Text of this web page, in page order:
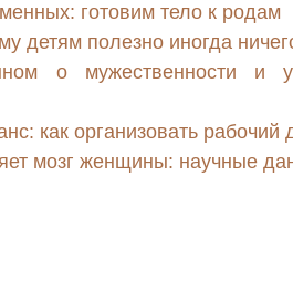
готовим тело к родам
детям полезно иногда
о мужественности и
как организовать рабочий
мозг женщины: научные